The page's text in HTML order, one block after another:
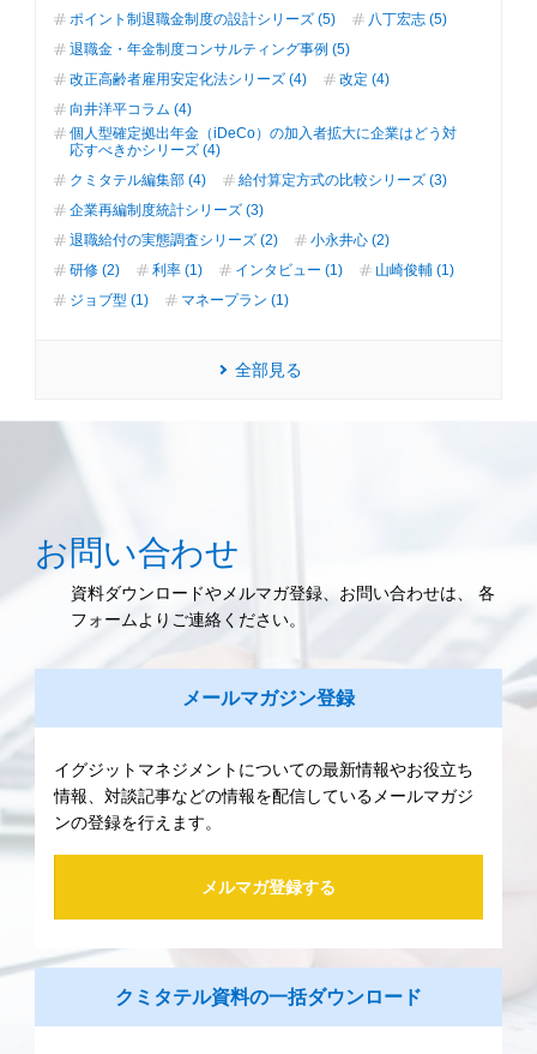
ポイント制退職金制度の設計シリーズ (5)
八丁宏志 (5)
退職金・年金制度コンサルティング事例 (5)
改正高齢者雇用安定化法シリーズ (4)
改定 (4)
向井洋平コラム (4)
個人型確定拠出年金（iDeCo）の加入者拡大に企業はどう対
応すべきかシリーズ (4)
クミタテル編集部 (4)
給付算定方式の比較シリーズ (3)
企業再編制度統計シリーズ (3)
退職給付の実態調査シリーズ (2)
小永井心 (2)
研修 (2)
利率 (1) インタビュー (1)
山崎俊輔 (1)
ジョブ型 (1)
マネープラン (1)
全部見る
お問い合わせ
資料ダウンロードやメルマガ登録、お問い合わせは、 各
フォームよりご連絡ください。
メールマガジン登録
イグジットマネジメントについての最新情報やお役立ち
情報、対談記事などの情報を配信しているメールマガジ
ンの登録を行えます。
メルマガ登録する
クミタテル資料の一括ダウンロード